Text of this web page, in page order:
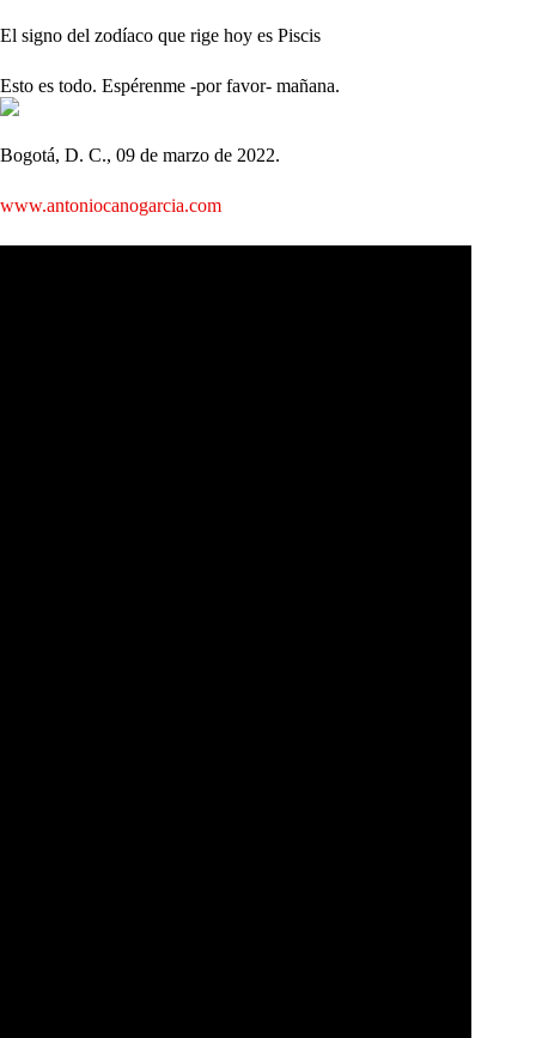
El signo del zodíaco que rige hoy es Piscis
Esto es todo. Espérenme -por favor- mañana.
Bogotá, D. C., 09 de marzo de 2022.
www.antoniocanogarcia.com